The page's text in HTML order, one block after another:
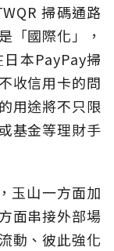
掃碼通路
「國際化」，
本PayPay掃
收信用卡的問
用途將不只限
基金等理財手
玉山一方面加
面串接外部場
動、彼此強化